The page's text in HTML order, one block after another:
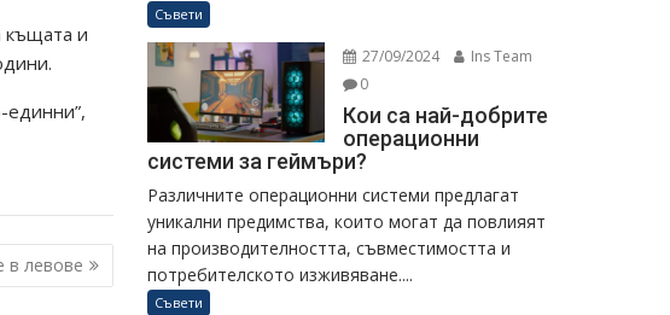
къщата и
единни”,
в левове
Съвети
27/09/2024
Ins Team
0
Кои са най-добрите
операционни
системи за геймъри?
Различните операционни системи предлагат
уникални предимства, които могат да повлияят
на производителността, съвместимостта и
потребителското изживяване....
Съвети